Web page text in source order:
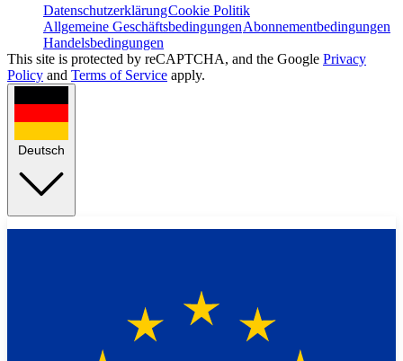
DatenschutzerklärungCookie Politik
Allgemeine GeschäftsbedingungenAbonnementbedingungen
Handelsbedingungen
This site is protected by reCAPTCHA, and the Google Privacy
Policy and Terms of Service apply.
Deutsch